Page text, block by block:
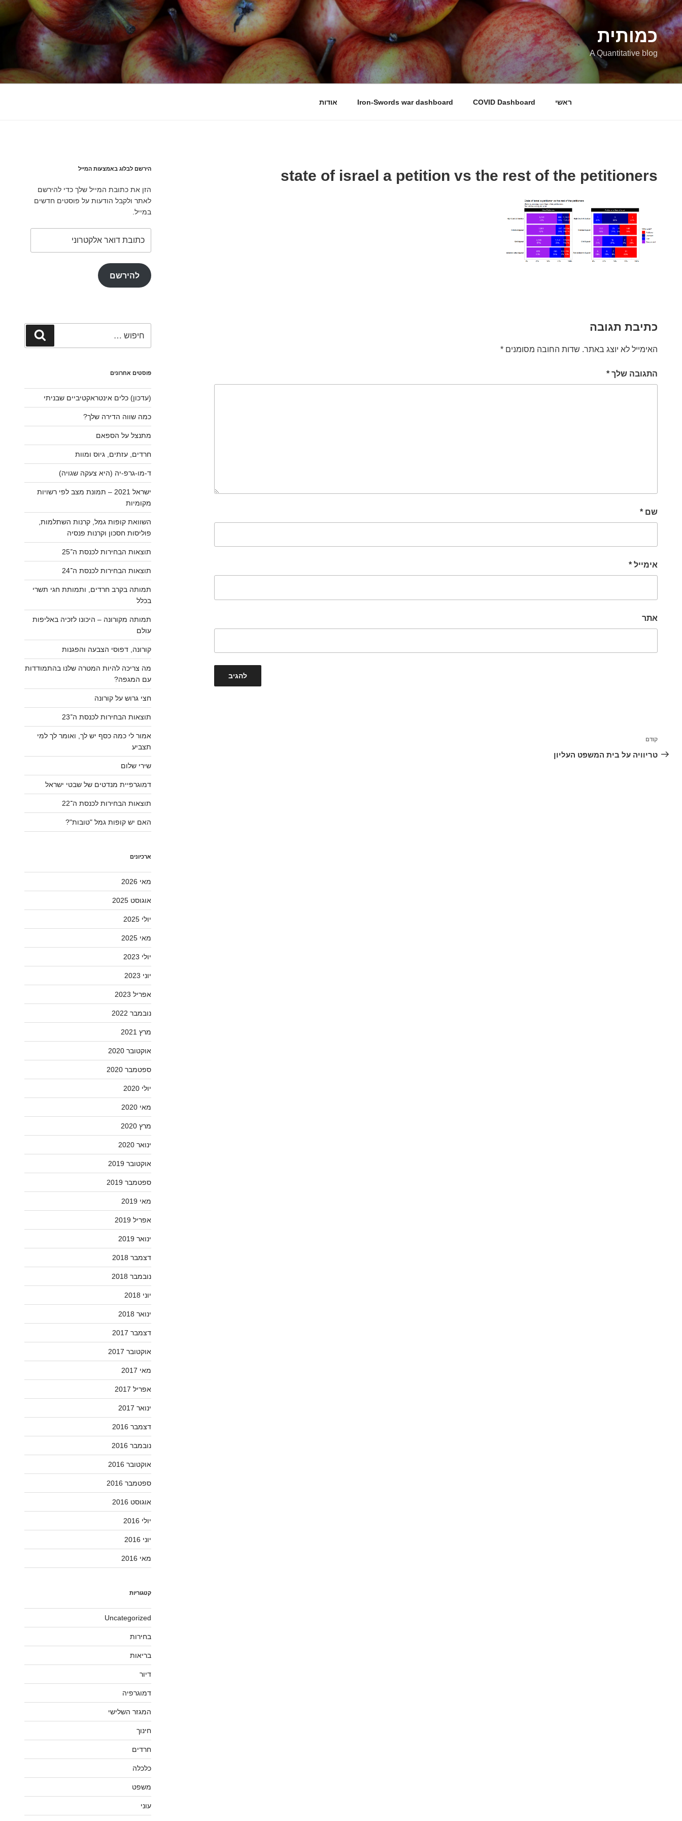
דילוג
לתוכן
כמותית
A Quantitative blog
ראשי COVID Dashboard
Iron-Swords war dashboard אודות
state of israel a petition vs the rest of the petitioners
כתיבת תגובה
האימייל לא יוצג באתר. שדות החובה מסומנים *
התגובה שלך *
שם *
אימייל *
אתר
ניווט
הפוסט
הקודם
קודם
טריוויה על בית המשפט העליון
הירשם לבלוג באמצעות המייל
הזן את כתובת המייל שלך כדי להירשם
לאתר ולקבל הודעות על פוסטים חדשים
במייל.
דואר
להירשם
חיפוש
פוסטים אחרונים
(עדכון) כלים אינטראקטיביים שבניתי
כמה שווה הדירה שלך?
מתנצל על הספאם
חרדים, עזתים, גיוס ומוות
ד-מו-גרפ-יה (היא צעקה שגויה)
ישראל 2021 – תמונת מצב לפי רשויות
מקומיות
השוואת קופות גמל, קרנות השתלמות,
פוליסות חסכון וקרנות פנסיה
תוצאות הבחירות לכנסת ה־25
תוצאות הבחירות לכנסת ה־24
תמותה בקרב חרדים, ותמותת חגי תשרי
בכלל
תמותה מקורונה – היכונו לזכיה באליפות
עולם
קורונה, דפוסי הצבעה והפגנות
מה צריכה להיות המטרה שלנו בהתמודדות
עם המגפה?
חצי גרוש על קורונה
תוצאות הבחירות לכנסת ה־23
אמור לי כמה כסף יש לך, ואומר לך למי
תצביע
שירי שלום
דמוגרפיית מנדטים של שבטי ישראל
תוצאות הבחירות לכנסת ה־22
האם יש קופות גמל "טובות"?
ארכיונים
מאי 2026
אוגוסט 2025
יולי 2025
מאי 2025
יולי 2023
יוני 2023
אפריל 2023
נובמבר 2022
מרץ 2021
אוקטובר 2020
ספטמבר 2020
יולי 2020
מאי 2020
מרץ 2020
ינואר 2020
אוקטובר 2019
ספטמבר 2019
מאי 2019
אפריל 2019
ינואר 2019
דצמבר 2018
נובמבר 2018
יוני 2018
ינואר 2018
דצמבר 2017
אוקטובר 2017
מאי 2017
אפריל 2017
ינואר 2017
דצמבר 2016
נובמבר 2016
אוקטובר 2016
ספטמבר 2016
אוגוסט 2016
יולי 2016
יוני 2016
מאי 2016
קטגוריות
Uncategorized
בחירות
בריאות
דיור
דמוגרפיה
המגזר השלישי
חינוך
חרדים
כלכלה
משפט
עוני